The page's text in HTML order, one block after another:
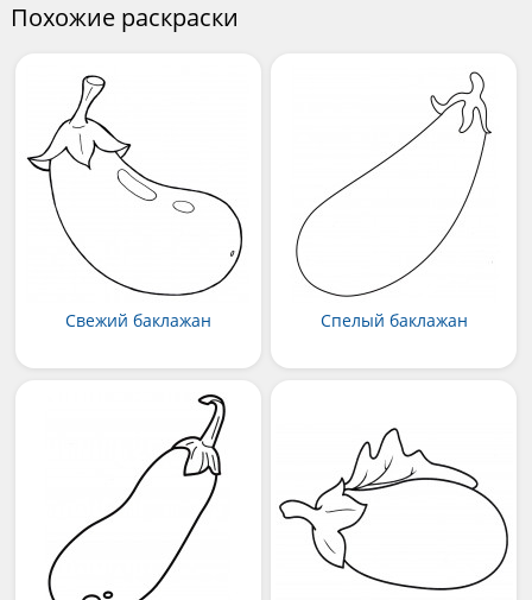
Похожие раскраски
Свежий баклажан Спелый баклажан